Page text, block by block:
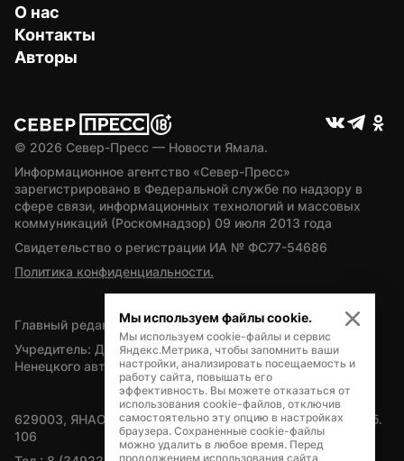
О нас
Контакты
Авторы
© 2026 Север-Пресс — Новости Ямала.
Информационное агентство «Север-Пресс»
зарегистрировано в Федеральной службе по надзору в
сфере связи, информационных технологий и массовых
коммуникаций (Роскомнадзор) 09 июля 2013 года
Свидетельство о регистрации ИА № ФС77-54686
Политика конфиденциальности.
Главный редактор — А.Л. Поздеев
Учредитель: Департамент внутренней политики Ямало-
Ненецкого автономного округа
629003, ЯНАО, Салехард, мкр. Богдана Кнунянца, д.1, каб.
106
Мы используем файлы cookie.
Мы используем cookie-файлы и сервис
Яндекс.Метрика, чтобы запомнить ваши
настройки, анализировать посещаемость и
работу сайта, повышать его
эффективность. Вы можете отказаться от
использования cookie-файлов, отключив
самостоятельно эту опцию в настройках
браузера. Сохраненные cookie-файлы
можно удалить в любое время. Перед
продолжением использования сайта,